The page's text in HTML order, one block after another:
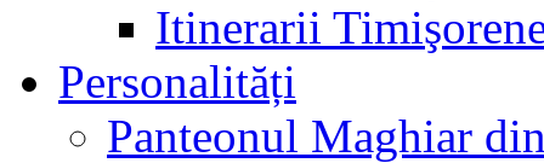
Itinerarii
Personalități
Panteonul Maghiar